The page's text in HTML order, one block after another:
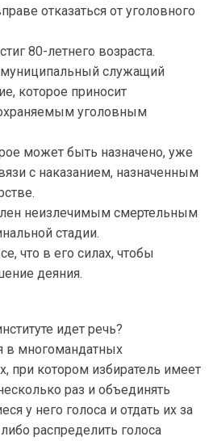
отказаться от уголовного
80-летнего возраста.
муниципальный служащий
которое приносит
уголовным
может быть назначено, уже
с наказанием, назначенным
неизлечимым смертельным
стадии.
что в его силах, чтобы
деяния.
идет речь?
в многомандатных
при котором избиратель имеет
раз и объединять
у него голоса и отдать их за
распределить голоса